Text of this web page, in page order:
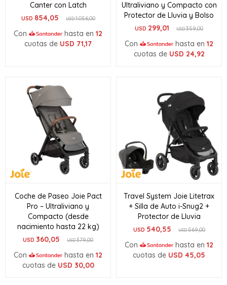
Canter con Latch
USD 854,05 USD1.056,00
Con hasta en 12
cuotas de USD 71,17
Ultraliviano y Compacto con
Protector de Lluvia y Bolso
USD 299,01 USD359,00
Con hasta en 12
cuotas de USD 24,92
Coche de Paseo Joie Pact
Pro – Ultraliviano y
Compacto (desde
nacimiento hasta 22 kg)
USD 360,05 USD379,00
Con hasta en 12
cuotas de USD 30,00
Travel System Joie Litetrax
+ Silla de Auto i-Snug2 +
Protector de Lluvia
USD 540,55 USD569,00
Con hasta en 12
cuotas de USD 45,05